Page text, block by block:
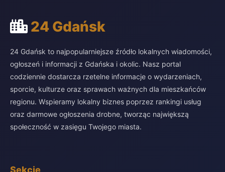
24 Gdańsk
24 Gdańsk to najpopularniejsze źródło lokalnych wiadomości,
ogłoszeń i informacji z Gdańska i okolic. Nasz portal
codziennie dostarcza rzetelne informacje o wydarzeniach,
sporcie, kulturze oraz sprawach ważnych dla mieszkańców
regionu. Wspieramy lokalny biznes poprzez rankingi usług
oraz darmowe ogłoszenia drobne, tworząc największą
społeczność w zasięgu Twojego miasta.
Sekcje